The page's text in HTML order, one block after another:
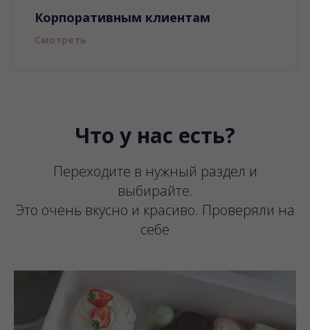
Корпоративным клиентам
Смотреть
Что у нас есть?
Переходите в нужный раздел и
выбирайте.
Это очень вкусно и красиво. Проверяли на
себе